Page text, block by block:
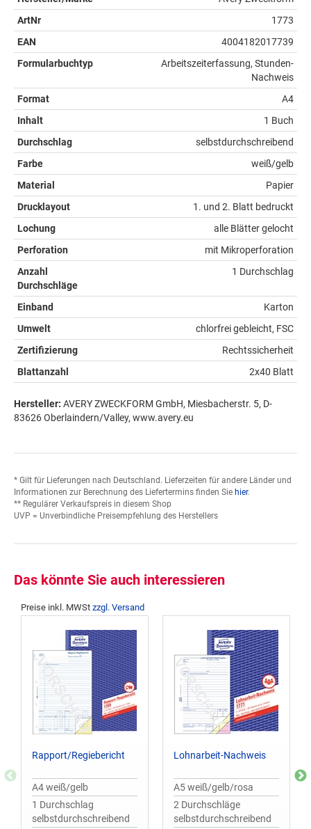
ArtNr
1773
EAN
4004182017739
Formularbuchtyp
Arbeitszeiterfassung, Stunden-
Nachweis
Format
A4
Inhalt
1 Buch
Durchschlag
selbstdurchschreibend
Farbe
weiß/gelb
Material
Papier
Drucklayout
1. und 2. Blatt bedruckt
Lochung
alle Blätter gelocht
Perforation
mit Mikroperforation
Anzahl
Durchschläge
1 Durchschlag
Einband
Karton
Umwelt
chlorfrei gebleicht, FSC
Zertifizierung
Rechtssicherheit
Blattanzahl
2x40 Blatt
Hersteller: AVERY ZWECKFORM GmbH, Miesbacherstr. 5, D-
83626 Oberlaindern/Valley, www.avery.eu
* Gilt für Lieferungen nach Deutschland. Lieferzeiten für andere Länder und
Informationen zur Berechnung des Liefertermins finden Sie hier.
** Regulärer Verkaufspreis in diesem Shop
UVP = Unverbindliche Preisempfehlung des Herstellers
Das könnte Sie auch interessieren
Preise inkl. MWSt zzgl. Versand
Rapport/Regiebericht
A4 weiß/gelb
1 Durchschlag
selbstdurchschreibend
Lohnarbeit-Nachweis
A5 weiß/gelb/rosa
2 Durchschläge
selbstdurchschreibend